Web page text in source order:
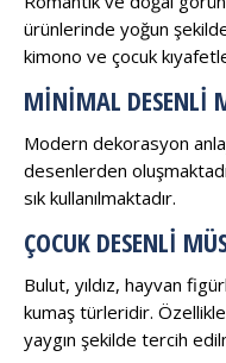
ürünlerinde yoğun
kimono ve çocuk
MINIMAL DESENLI
Modern dekorasyon
desenlerden
sık kullanılmaktadır.
ÇOCUK DESENLI
Bulut, yıldız, hayvan
kumaş türleridir.
yaygın şekilde tercih